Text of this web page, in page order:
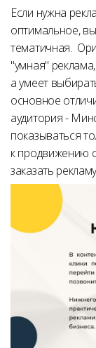
Если нужна
оптимальное,
тематичная.
"умная"
а умеет
основное
аудитория -
показываться
к продвижению
заказать